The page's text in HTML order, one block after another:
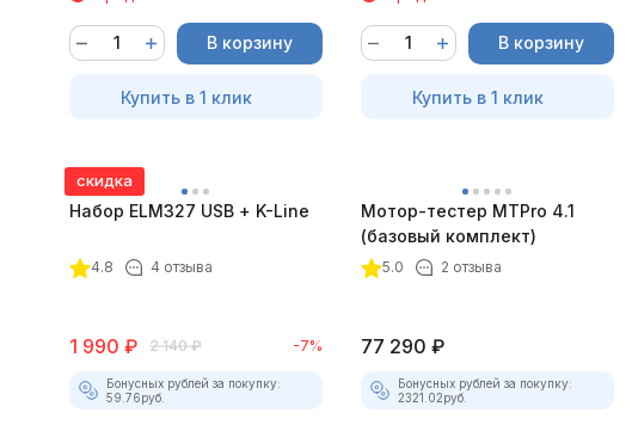
В корзину
Купить в 1 клик
В корзину
Купить в 1 клик
скидка
Набор ELM327 USB + K-Line
4.8 4 отзыва
1 990 ₽ 2 140 ₽ -7%
Бонусных рублей за покупку:
59.76руб.
Мотор-тестер MTPro 4.1
(базовый комплект)
5.0 2 отзыва
77 290 ₽
Бонусных рублей за покупку:
2321.02руб.